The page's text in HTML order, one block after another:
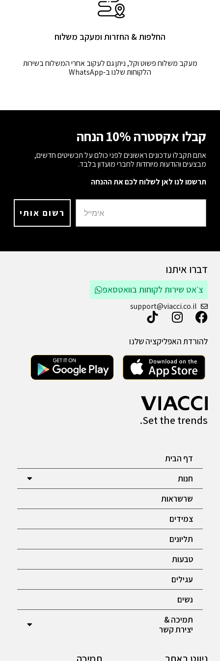
החלפות & החזרות ומעקב משלוח
מעקב משלוח פשוט וקל, ניתן גם לעקוב אחרי המשלוח בשירות
הלקוחות שלנו ב-WhatsApp
דברו איתנו
צ׳אט שירות לקוחות בוואטסאפ
support@viacci.co.il
להורדת האפליקציה שלנו
Set the trends.
דף הבית
חנות
שרשראות
צמידים
תליונים
טבעות
עגילים
נשים
תמיכה &
יצירת קשר
קבלו אקסטרה 10% הנחה
אתם תקבלו עדכונים ראשונים לפני כולם על תכשיטים חדשים,
מבצעים והודעות מיוחדות לחברי מועדון בלבד.
תרשמו לנו לאן לשלוח לכם את ההנחה
רשום אותי